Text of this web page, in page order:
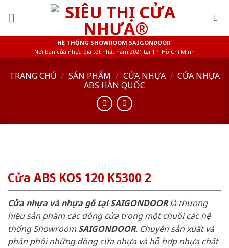
HỆ THỐNG SHOWROOM SAIGONDOOR
Nơi bán cửa nhựa giá tốt nhất năm 2021 tại TP. Hồ Chí Minh
TRANG CHỦ / SẢN PHẨM / CỬA NHỰA / CỬA NHỰA
ABS HÀN QUỐC
Cửa ABS KOS 120 K5300 2
Cửa nhựa và nhựa gỗ tại SAIGONDOORlà thương
hiệu sản phẩm các dòng cửa trong một chuỗi các hệ
thống ShowroomSAIGONDOOR. Chuyên sản xuất và
phân phối những dòng cửa nhựa và hỗ hợp nhựa chất